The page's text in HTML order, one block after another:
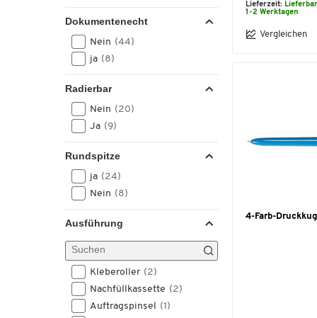
Dokumentenecht
Nein (44)
ja (8)
Radierbar
Nein (20)
Ja (9)
Rundspitze
ja (24)
Nein (8)
Ausführung
Kleberoller (2)
Nachfüllkassette (2)
Auftragspinsel (1)
Lieferzeit:
1-2 Werktagen
Vergleichen
4-Farb-